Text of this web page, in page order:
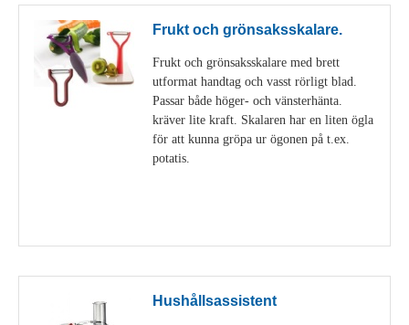
Frukt och grönsaksskalare.
Frukt och grönsaksskalare med brett
utformat handtag och vasst rörligt blad.
Passar både höger- och vänsterhänta.
kräver lite kraft. Skalaren har en liten ögla
för att kunna gröpa ur ögonen på t.ex.
potatis.
Hushållsassistent